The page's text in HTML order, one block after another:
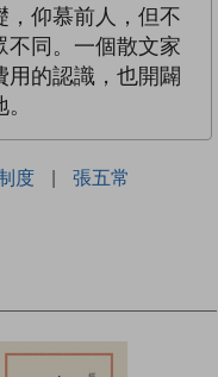
，仰慕前人，但不
不同。一個散文家
用的認識，也開闢
度 | 張五常